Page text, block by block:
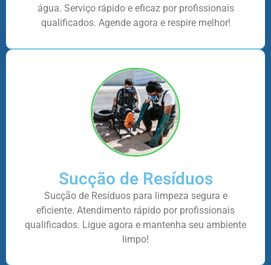
água. Serviço rápido e eficaz por profissionais
qualificados. Agende agora e respire melhor!
Sucção de Resíduos
Sucção de Resíduos para limpeza segura e
eficiente. Atendimento rápido por profissionais
qualificados. Ligue agora e mantenha seu ambiente
limpo!